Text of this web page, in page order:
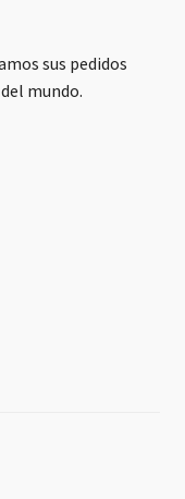
sus pedidos
mundo.